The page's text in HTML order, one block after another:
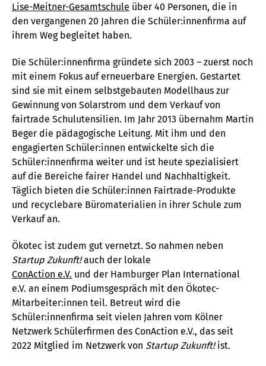
Lise-Meitner-Gesamtschule über 40 Personen, die in
den vergangenen 20 Jahren die Schüler:innenfirma auf
ihrem Weg begleitet haben.
Die Schüler:innenfirma gründete sich 2003 – zuerst noch
mit einem Fokus auf erneuerbare Energien. Gestartet
sind sie mit einem selbstgebauten Modellhaus zur
Gewinnung von Solarstrom und dem Verkauf von
fairtrade Schulutensilien. Im Jahr 2013 übernahm Martin
Beger die pädagogische Leitung. Mit ihm und den
engagierten Schüler:innen entwickelte sich die
Schüler:innenfirma weiter und ist heute spezialisiert
auf die Bereiche fairer Handel und Nachhaltigkeit.
Täglich bieten die Schüler:innen Fairtrade-Produkte
und recyclebare Büromaterialien in ihrer Schule zum
Verkauf an.
Ökotec ist zudem gut vernetzt. So nahmen neben
Startup Zukunft!auch der lokale
ConAction e.V. und der Hamburger Plan International
e.V. an einem Podiumsgespräch mit den Ökotec-
Mitarbeiter:innen teil. Betreut wird die
Schüler:innenfirma seit vielen Jahren vom Kölner
Netzwerk Schülerfirmen des ConAction e.V., das seit
2022 Mitglied im Netzwerk von Startup Zukunft!ist.